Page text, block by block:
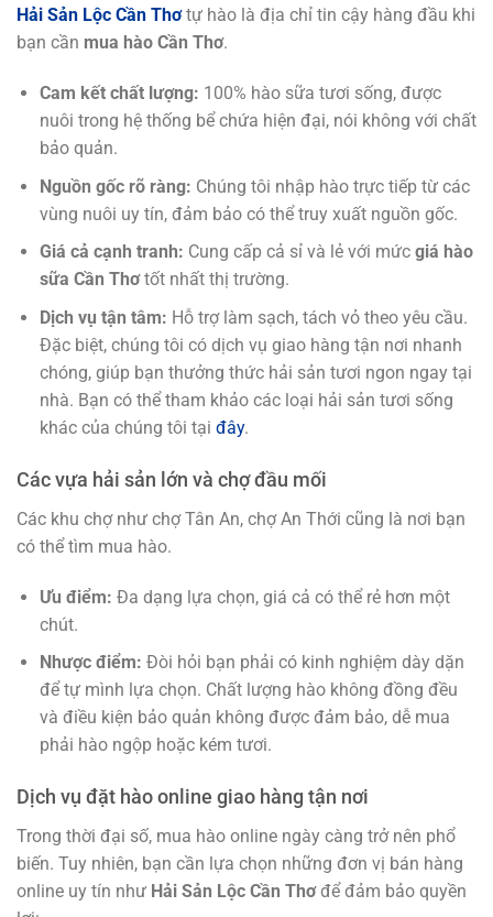
Hải Sản Lộc Cần Thơtự hào là địa chỉ tin cậy hàng đầu khi
bạn cần mua hào Cần Thơ.
Cam kết chất lượng: 100% hào sữa tươi sống, được
nuôi trong hệ thống bể chứa hiện đại, nói không với chất
bảo quản.
Nguồn gốc rõ ràng: Chúng tôi nhập hào trực tiếp từ các
vùng nuôi uy tín, đảm bảo có thể truy xuất nguồn gốc.
Giá cả cạnh tranh: Cung cấp cả sỉ và lẻ với mức giá hào
sữa Cần Thơtốt nhất thị trường.
Dịch vụ tận tâm: Hỗ trợ làm sạch, tách vỏ theo yêu cầu.
Đặc biệt, chúng tôi có dịch vụ giao hàng tận nơi nhanh
chóng, giúp bạn thưởng thức hải sản tươi ngon ngay tại
nhà. Bạn có thể tham khảo các loại hải sản tươi sống
khác của chúng tôi tại đây.
Các vựa hải sản lớn và chợ đầu mối
Các khu chợ như chợ Tân An, chợ An Thới cũng là nơi bạn
có thể tìm mua hào.
Ưu điểm: Đa dạng lựa chọn, giá cả có thể rẻ hơn một
chút.
Nhược điểm: Đòi hỏi bạn phải có kinh nghiệm dày dặn
để tự mình lựa chọn. Chất lượng hào không đồng đều
và điều kiện bảo quản không được đảm bảo, dễ mua
phải hào ngộp hoặc kém tươi.
Dịch vụ đặt hào online giao hàng tận nơi
Trong thời đại số, mua hào online ngày càng trở nên phổ
biến. Tuy nhiên, bạn cần lựa chọn những đơn vị bán hàng
online uy tín như Hải Sản Lộc Cần Thơđể đảm bảo quyền